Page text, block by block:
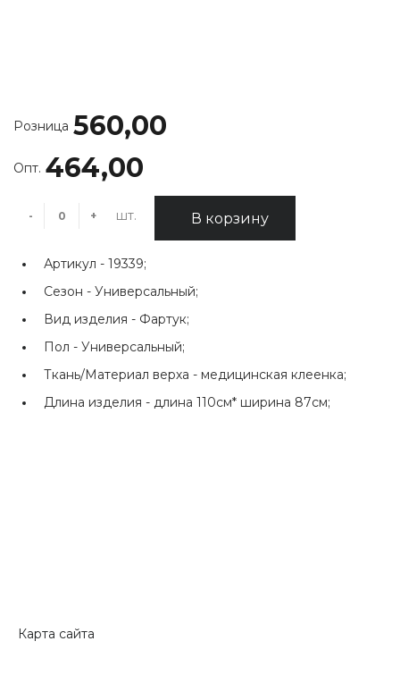
Розница 560,00
Опт. 464,00
- + шт. В корзину
Артикул - 19339;
Сезон - Универсальный;
Вид изделия - Фартук;
Пол - Универсальный;
Ткань/Материал верха - медицинская клеенка;
Длина изделия - длина 110см* ширина 87см;
Карта сайта